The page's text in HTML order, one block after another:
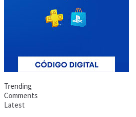
Trending
Comments
Latest